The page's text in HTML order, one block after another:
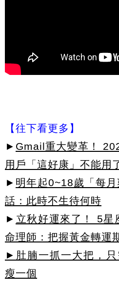
【往下看更多】
► Gmail重大變革！
用戶「這好康」不能用
► 明年起0~18歲「每
話：此時不生待何時
► 立秋好運來了！ 5星
命理師：把握黃金轉運
►肚腩一抓一大把，
瘦一個